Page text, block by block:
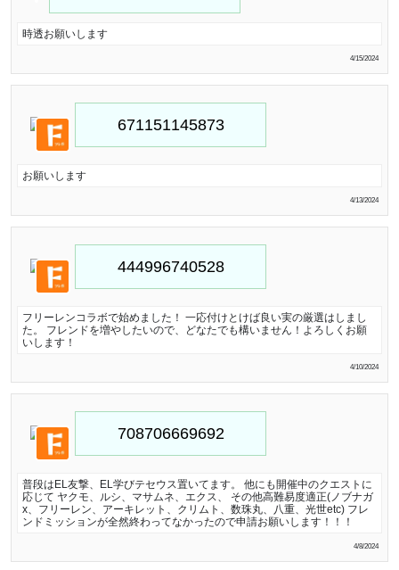
時透お願いします
4/15/2024
お願いします
4/13/2024
フリーレンコラボで始めました！ 一応付けとけば良い実の厳選はしまし
た。 フレンドを増やしたいので、どなたでも構いません！よろしくお願
いします！
4/10/2024
普段はEL友撃、EL学びテセウス置いてます。 他にも開催中のクエストに
応じて ヤクモ、ルシ、マサムネ、エクス、 その他高難易度適正(ノブナガ
x、フリーレン、アーキレット、クリムト、数珠丸、八重、光世etc) フレ
ンドミッションが全然終わってなかったので申請お願いします！！！
4/8/2024